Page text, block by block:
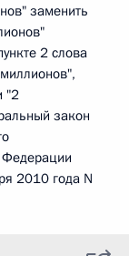
заменить
2 слова
"2
закон
Федерации
2010 года N